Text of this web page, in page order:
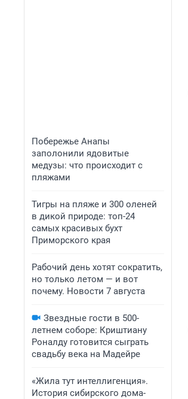
Побережье Анапы
заполонили ядовитые
медузы: что происходит с
пляжами
Тигры на пляже и 300 оленей
в дикой природе: топ-24
самых красивых бухт
Приморского края
Рабочий день хотят сократить,
но только летом — и вот
почему. Новости 7 августа
Звездные гости в 500-
летнем соборе: Криштиану
Роналду готовится сыграть
свадьбу века на Мадейре
«Жила тут интеллигенция».
История сибирского дома-